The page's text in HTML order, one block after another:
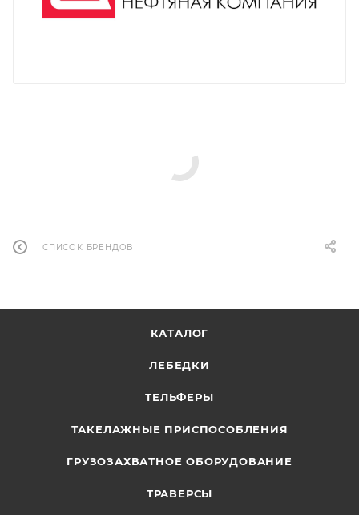
СПИСОК БРЕНДОВ
КАТАЛОГ
ЛЕБЕДКИ
ТЕЛЬФЕРЫ
ТАКЕЛАЖНЫЕ ПРИСПОСОБЛЕНИЯ
ГРУЗОЗАХВАТНОЕ ОБОРУДОВАНИЕ
ТРАВЕРСЫ